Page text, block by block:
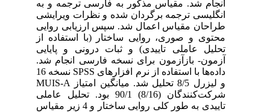
انجام شد. مقیاس مذکور به فارسی ترجمه و به
انگلیسی ترجمه برگردان شده و نظرات ویرایشی
طراحان مقیاس اعمال شد. سپس ارزیابی روایی
محتوی و صوری، روایی ساختار (با استفاده از
تحلیل عاملی تاییدی) و ثبات درونی و پایایی
آزمون- بازآزمون برای نسخه فارسی انجام شد.
داده‌ها با استفاده از نرم افزارهای SPSS نسخه 16
و لیزرل 8/5 تحلیل شد. میانگین امتیاز MUIS-A
شرکت‌کنندگان (8/16) 90/1 بود. تحلیل عاملی
تاییدی به طور کلی روایی ساختار و 4 زیر مقیاس